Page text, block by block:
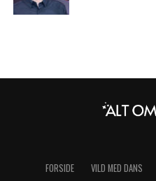
FORSIDE VILD MED DANS